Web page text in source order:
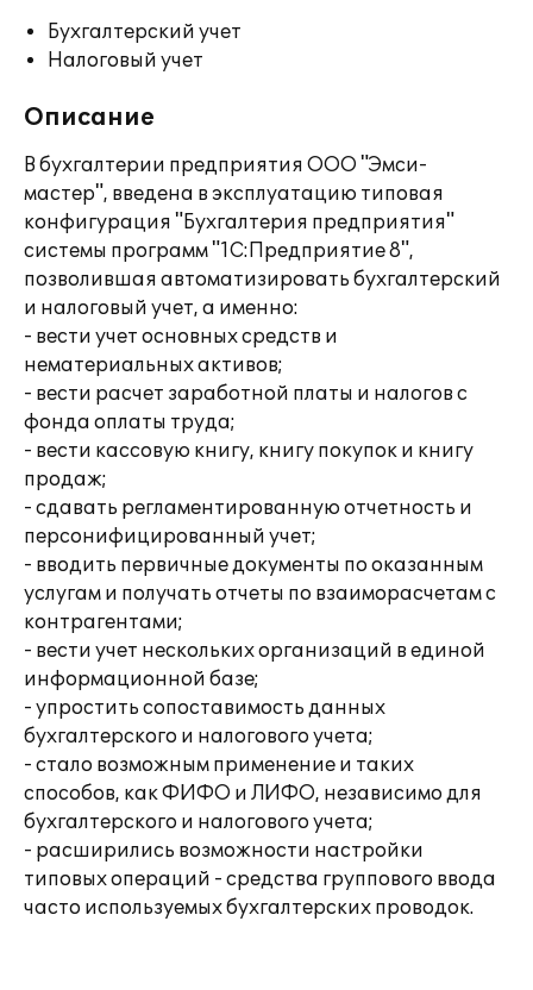
Бухгалтерский учет
Налоговый учет
Описание
В бухгалтерии предприятия ООО "Эмси-
мастер", введена в эксплуатацию типовая
конфигурация "Бухгалтерия предприятия"
системы программ "1С:Предприятие 8",
позволившая автоматизировать бухгалтерский
и налоговый учет, а именно:
- вести учет основных средств и
нематериальных активов;
- вести расчет заработной платы и налогов с
фонда оплаты труда;
- вести кассовую книгу, книгу покупок и книгу
продаж;
- сдавать регламентированную отчетность и
персонифицированный учет;
- вводить первичные документы по оказанным
услугам и получать отчеты по взаиморасчетам с
контрагентами;
- вести учет нескольких организаций в единой
информационной базе;
- упростить сопоставимость данных
бухгалтерского и налогового учета;
- стало возможным применение и таких
способов, как ФИФО и ЛИФО, независимо для
бухгалтерского и налогового учета;
- расширились возможности настройки
типовых операций - средства группового ввода
часто используемых бухгалтерских проводок.